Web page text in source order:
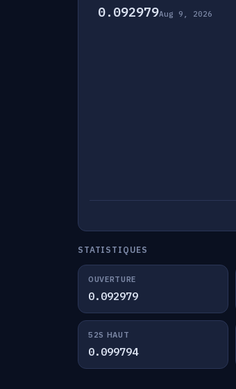
0.092979Aug 9, 2026
STATISTIQUES
OUVERTURE
0.092979
52S HAUT
0.099794